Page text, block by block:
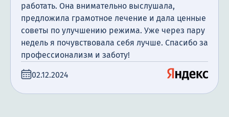
работать. Она внимательно выслушала,
предложила грамотное лечение и дала ценные
советы по улучшению режима. Уже через пару
недель я почувствовала себя лучше. Спасибо за
профессионализм и заботу!
02.12.2024